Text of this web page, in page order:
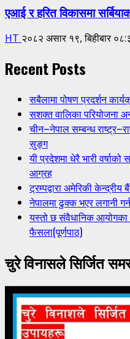
एआई र हरित विकासमा
HT २०८२ असार १९, बिहीबार
Recent Posts
सबैलामा पोषण प्रदर्शन
सशक्त वालिका परियोजना
चीन–नेपाल सम्बन्ध
सुङ्ग
यी प्रदेशमा धेरै भारी
आग्रह
ट्रम्पद्वारा अमेरिकी केन्द्रीय
नेपालमा ढुक्क भएर लगानी
यस्तो छ संवैधानिक आयोगका
फैसला(पूर्णपाठ)
चुरे विनासले सिर्जित